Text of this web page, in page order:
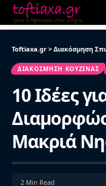
Toftiaxa.gr > Διακόσμηση
ΔΙΑΚΌΣΜΗΣΗ ΚΟΥΖΊΝΑΣ
10 Ιδέες
Μακριά
2 Min Read